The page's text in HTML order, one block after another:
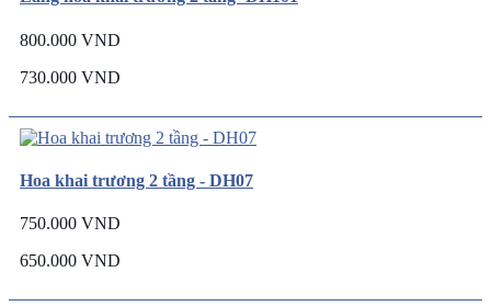
800.000 VND
730.000 VND
Hoa khai trương 2 tầng - DH07
750.000 VND
650.000 VND